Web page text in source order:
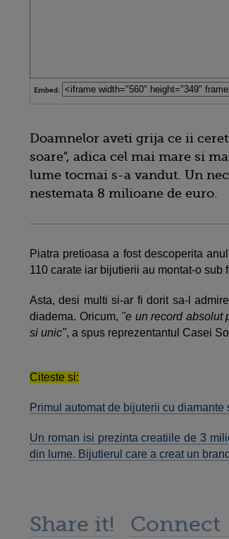
Embed:
Doamnelor aveti grija ce ii
soare", adica cel mai mare si
lume tocmai s-a vandut. Un
nestemata 8 milioane de euro.
Piatra pretioasa a fost descoperita
110 carate iar bijutierii au montat-o sub
Asta, desi multi si-ar fi dorit sa-l
diadema. Oricum, "e un record absolut
si unic", a spus reprezentantul Casei
Citeste si:
Primul automat de bijuterii cu
Un roman isi prezinta creatiile de 3
din lume. Bijutierul care a creat un
Share it! Connect